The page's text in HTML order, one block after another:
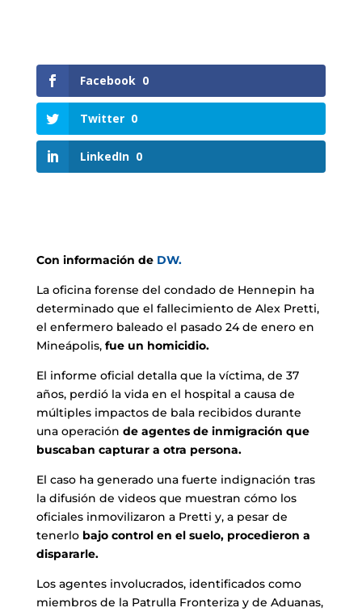
Facebook 0
Twitter 0
LinkedIn 0
Con información de DW.
La oficina forense del condado de Hennepin ha
determinado que el fallecimiento de Alex Pretti,
el enfermero baleado el pasado 24 de enero en
Mineápolis,fue un homicidio.
El informe oficial detalla que la víctima, de 37
años, perdió la vida en el hospital a causa de
múltiples impactos de bala recibidos durante
una operación de agentes de inmigración que
buscaban capturar a otra persona.
El caso ha generado una fuerte indignación tras
la difusión de videos que muestran cómo los
oficiales inmovilizaron a Pretti y, a pesar de
tenerlobajo control en el suelo, procedieron a
dispararle.
Los agentes involucrados, identificados como
miembros de la Patrulla Fronteriza y de Aduanas,